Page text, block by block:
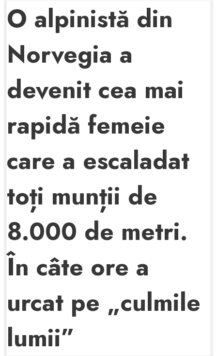
O alpinistă din
Norvegia a
devenit cea mai
rapidă femeie
care a escaladat
toți munții de
8.000 de metri.
În câte ore a
urcat pe „culmile
lumii”